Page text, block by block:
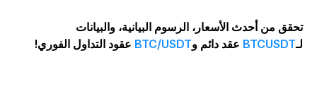
من أحدث الأسعار، الرسوم البيانية، والبيانات
BTCUSDTعقد دائم وBTC/USDTعقود التداول الفوري!